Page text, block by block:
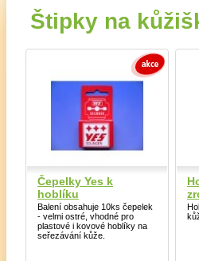
Štipky na
Čepelky Yes k
hoblíku
Balení obsahuje 10ks čepelek
- velmi ostré, vhodné pro
plastové i kovové hoblíky na
seřezávání kůže.